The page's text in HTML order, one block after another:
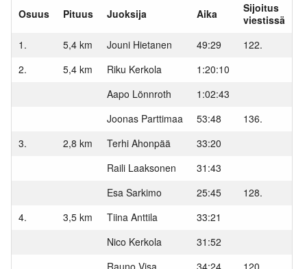
Osuus Pituus Juoksija Aika
Sijoitus
viestissä
1.
5,4 km Jouni Hietanen 49:29
122.
2.
5,4 km Riku Kerkola
1:20:10
Aapo Lönnroth
1:02:43
Joonas Parttimaa
53:48
136.
3.
2,8 km Terhi Ahonpää
33:20
Raili Laaksonen
31:43
Esa Sarkimo
25:45
128.
4.
3,5 km Tiina Anttila
33:21
Nico Kerkola
31:52
Rauno Visa
34:24 120.